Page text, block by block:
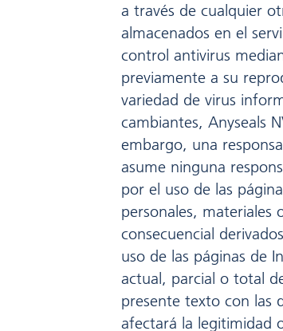
a través de cualquier
almacenados en el
control antivirus
previamente a su
variedad de virus
cambiantes, Anyseals
embargo, una
asume ninguna
por el uso de las
personales, materiales
consecuencial
uso de las páginas de
actual, parcial o total
presente texto con las
afectará la legitimidad